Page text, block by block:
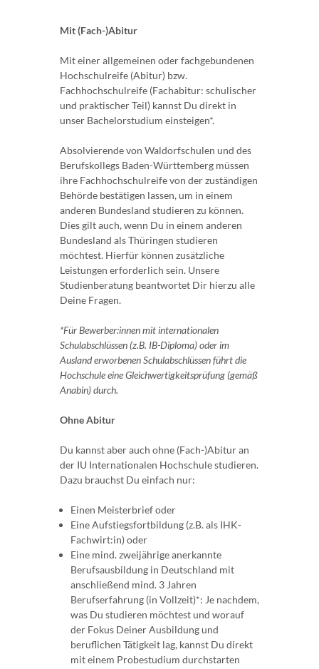
Mit (Fach-)Abitur
Mit einer allgemeinen oder fachgebundenen
Hochschulreife (Abitur) bzw.
Fachhochschulreife (Fachabitur: schulischer
und praktischer Teil) kannst Du direkt in
unser Bachelorstudium einsteigen*.
Absolvierende von Waldorfschulen und des
Berufskollegs Baden-Württemberg müssen
ihre Fachhochschulreife von der zuständigen
Behörde bestätigen lassen, um in einem
anderen Bundesland studieren zu können.
Dies gilt auch, wenn Du in einem anderen
Bundesland als Thüringen studieren
möchtest. Hierfür können zusätzliche
Leistungen erforderlich sein. Unsere
Studienberatung beantwortet Dir hierzu alle
Deine Fragen.
*Für Bewerber:innen mit internationalen
Schulabschlüssen (z.B. IB-Diploma) oder im
Ausland erworbenen Schulabschlüssen führt die
Hochschule eine Gleichwertigkeitsprüfung (gemäß
Anabin) durch.
Ohne Abitur
Du kannst aber auch ohne (Fach-)Abitur an
der IU Internationalen Hochschule studieren.
Dazu brauchst Du einfach nur:
Einen Meisterbrief oder
Eine Aufstiegsfortbildung (z.B. als IHK-
Fachwirt:in) oder
Eine mind. zweijährige anerkannte
Berufsausbildung in Deutschland mit
anschließend mind. 3 Jahren
Berufserfahrung (in Vollzeit)*: Je nachdem,
was Du studieren möchtest und worauf
der Fokus Deiner Ausbildung und
beruflichen Tätigkeit lag, kannst Du direkt
mit einem Probestudium durchstarten